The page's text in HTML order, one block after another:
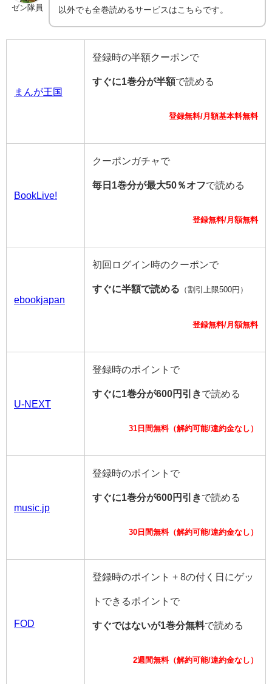
ゼン隊員 以外でも全巻読めるサービスはこちらです。
まんが王国
登録時の半額クーポンで
すぐに1巻分が半額で読める
登録無料/月額基本料無料
BookLive!
クーポンガチャで
毎日1巻分が最大50％オフで読める
登録無料/月額無料
ebookjapan
初回ログイン時のクーポンで
すぐに半額で読める （割引上限500円）
登録無料/月額無料
U-NEXT
登録時のポイントで
すぐに1巻分が600円引きで読める
31日間無料（解約可能/違約金なし）
music.jp
登録時のポイントで
すぐに1巻分が600円引きで読める
30日間無料（解約可能/違約金なし）
FOD
登録時のポイント + 8の付く日にゲッ
トできるポイントで
すぐではないが1巻分無料で読める
2週間無料（解約可能/違約金なし）